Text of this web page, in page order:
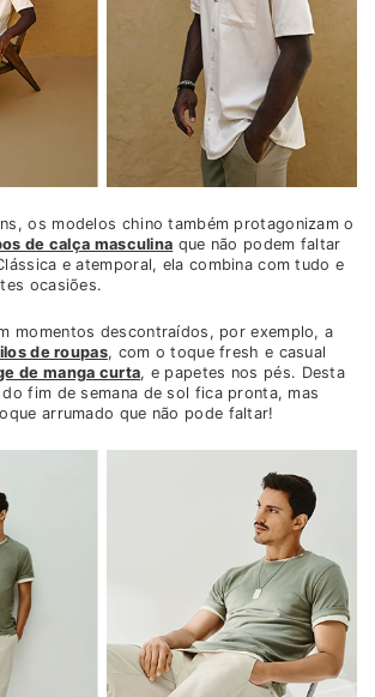
os modelos chino também protagonizam o
de calça masculina que não podem faltar
e atemporal, ela combina com tudo e
ocasiões.
momentos descontraídos, por exemplo, a
de roupas, com o toque fresh e casual
de manga curta, e papetes nos pés. Desta
fim de semana de sol fica pronta, mas
arrumado que não pode faltar!